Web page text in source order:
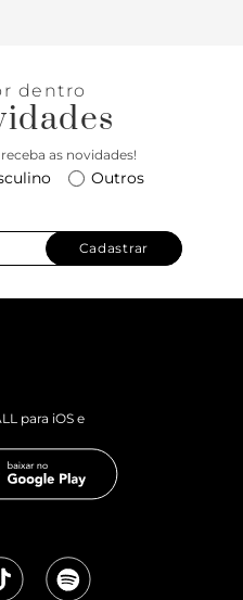
dentro
as novidades!
Outros
Cadastrar
para iOS e